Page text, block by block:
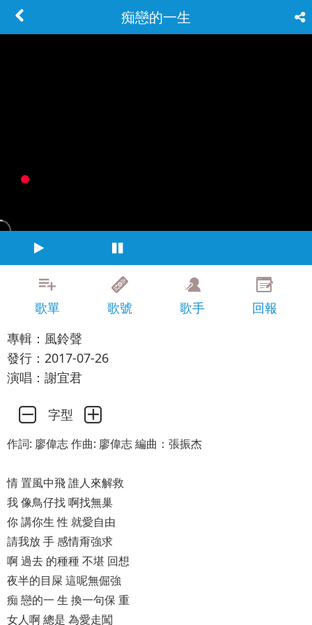
痴戀的一生
歌單 歌號 歌手
回報
專輯：風鈴聲
發行：2017-07-26
演唱：謝宜君
字型
作詞: 廖偉志 作曲: 廖偉志 編曲：張振杰
情 置風中飛 誰人來解救
我 像鳥仔找 啊找無巢
你 講你生 性 就愛自由
請我放 手 感情甭強求
啊 過去 的種種 不堪 回想
夜半的目屎 這呢無倔強
痴 戀的一 生 換一句保 重
女人啊 總是 為愛走闖